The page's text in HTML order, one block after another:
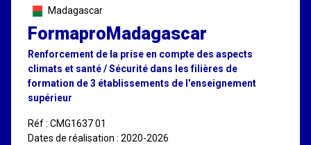
Madagascar
FormaproMadagascar
Renforcement de la prise en compte des aspects
climats et santé / Sécurité dans les filières de
formation de 3 établissements de l'enseignement
supérieur
Réf : CMG1637 01
Dates de réalisation : 2020-2026